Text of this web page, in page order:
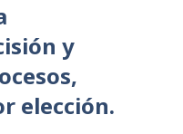
y
elección.